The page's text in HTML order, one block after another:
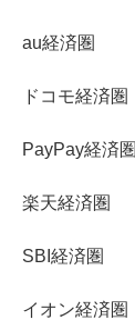
au経済圏
ドコモ経済圏
PayPay経済圏
楽天経済圏
SBI経済圏
イオン経済圏